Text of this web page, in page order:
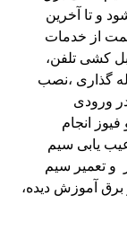
و تا آخرین
از خدمات
کشی تلفن،
گذاری ،نصب
ورودی
انجام
یابی سیم
و تعمیر سیم
آموزش دیده،